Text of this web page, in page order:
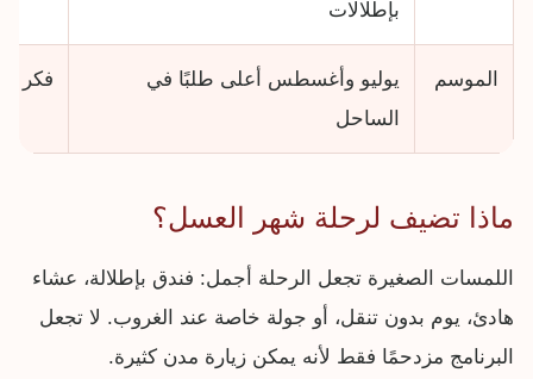
بإطلالات
الموسم
يوليو وأغسطس أعلى طلبًا في
الساحل
فكر
ماذا تضيف لرحلة شهر العسل؟
اللمسات الصغيرة تجعل الرحلة أجمل: فندق بإطلالة، عشاء
هادئ، يوم بدون تنقل، أو جولة خاصة عند الغروب. لا تجعل
البرنامج مزدحمًا فقط لأنه يمكن زيارة مدن كثيرة.